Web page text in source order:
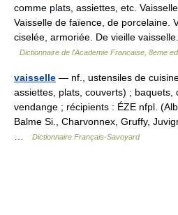
comme plats, assiettes, etc.
Vaisselle de faïence, de porcelaine.
ciselée, armoriée. De vieille
Dictionnaire de l'Academie Francaise, 8eme
vaisselle — nf., ustensiles de
assiettes, plats, couverts) ; baquets,
vendange ; récipients : ÉZE nfpl.
Balme Si., Charvonnex, Gruffy,
…
Dictionnaire Français-Savoyard